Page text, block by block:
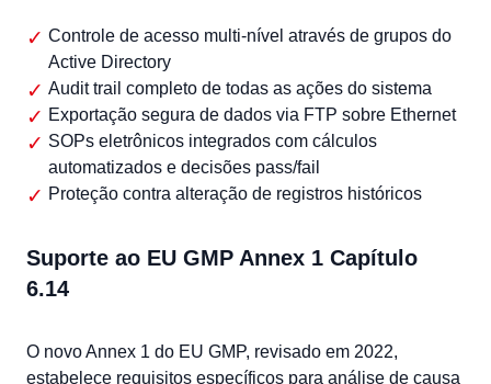
Controle de acesso multi-nível através de grupos do
Active Directory
Audit trail completo de todas as ações do sistema
Exportação segura de dados via FTP sobre Ethernet
SOPs eletrônicos integrados com cálculos
automatizados e decisões pass/fail
Proteção contra alteração de registros históricos
Suporte ao EU GMP Annex 1 Capítulo
6.14
O novo Annex 1 do EU GMP, revisado em 2022,
estabelece requisitos específicos para análise de causa